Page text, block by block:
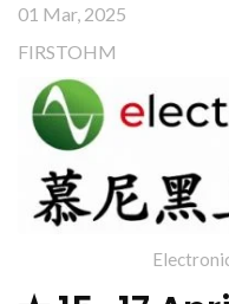
01 Mar, 2025
FIRSTOHM